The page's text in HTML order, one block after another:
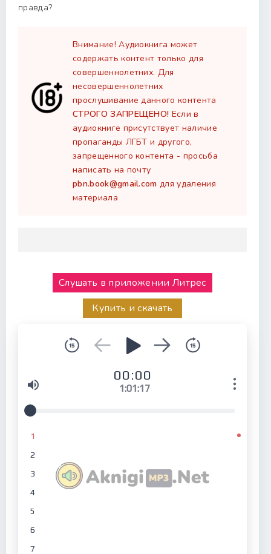
правда?
Внимание! Аудиокнига может
содержать контент только для
совершеннолетних. Для
несовершеннолетних
прослушивание данного контента
СТРОГО ЗАПРЕЩЕНО! Если в
аудиокниге присутствует наличие
пропаганды ЛГБТ и другого,
запрещенного контента - просьба
написать на почту
pbn.book@gmail.com для удаления
материала
Слушать в приложении Литрес
Купить и скачать
00:00
1:01:17
1
2
3
4
5
6
7